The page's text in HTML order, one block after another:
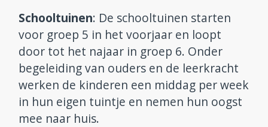
Schooltuinen: De schooltuinen starten
voor groep 5 in het voorjaar en loopt
door tot het najaar in groep 6. Onder
begeleiding van ouders en de leerkracht
werken de kinderen een middag per week
in hun eigen tuintje en nemen hun oogst
mee naar huis.